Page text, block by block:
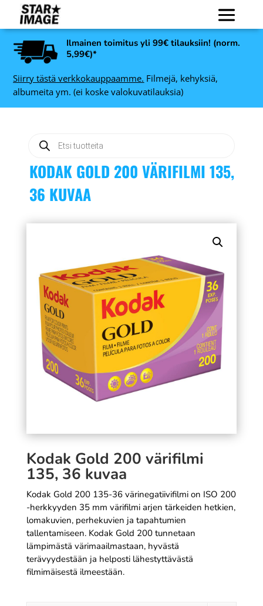
Ilmainen toimitus yli 99€ tilauksiin! (norm.
5,99€)*
Siirry tästä verkkokauppaamme. Filmejä, kehyksiä,
albumeita ym. (ei koske valokuvatilauksia)
search
KODAK GOLD 200 VÄRIFILMI 135,
36 KUVAA
Kodak Gold 200 värifilmi
135, 36 kuvaa
Kodak Gold 200 135-36 värinegatiivifilmi on ISO 200
-herkkyyden 35 mm värifilmi arjen tärkeiden hetkien,
lomakuvien, perhekuvien ja tapahtumien
tallentamiseen. Kodak Gold 200 tunnetaan
lämpimästä värimaailmastaan, hyvästä
terävyydestään ja helposti lähestyttävästä
filmimäisestä ilmeestään.
suurkuvatulosteille, Lyhyt
postitusputki (tulosteen
leveys max. 34 cm
€ +